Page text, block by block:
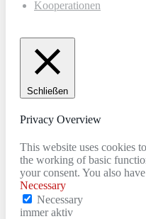
Kooperationen
Schließen
Privacy Overview
This website uses cookies
the working of basic
your consent. You also
Necessary
Necessary
immer aktiv